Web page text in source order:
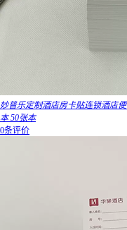
妙普乐定制酒店房卡贴连锁酒店
本 50张本
0条评价